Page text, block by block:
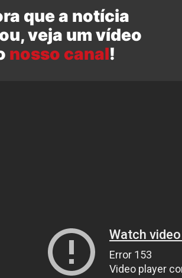
que a notícia
veja um vídeo
nosso canal!